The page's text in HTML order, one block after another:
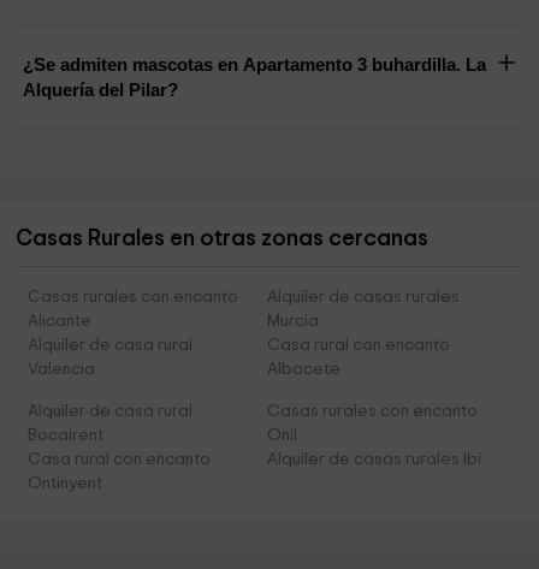
¿Se admiten mascotas en Apartamento 3 buhardilla. La
Alquería del Pilar?
Casas Rurales en otras zonas cercanas
Casas rurales con encanto
Alicante
Alquiler de casas rurales
Murcia
Alquiler de casa rural
Valencia
Casa rural con encanto
Albacete
Alquiler de casa rural
Bocairent
Casas rurales con encanto
Onil
Casa rural con encanto
Ontinyent
Alquiler de casas rurales Ibi